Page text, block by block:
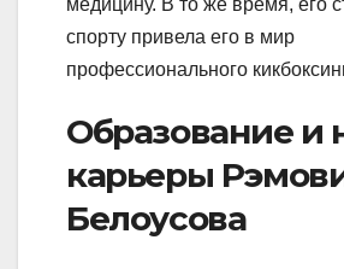
медицину. В то же время, его
спорту привела его в мир
профессионального
Образование и
карьеры
Белоусова